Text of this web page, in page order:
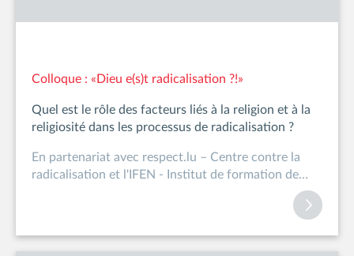
Colloque : «Dieu e(s)t radicalisation ?!»
Quel est le rôle des facteurs liés à la religion et à la
religiosité dans les processus de radicalisation ?
En partenariat avec respect.lu – Centre contre la
radicalisation et l'IFEN - Institut de formation de